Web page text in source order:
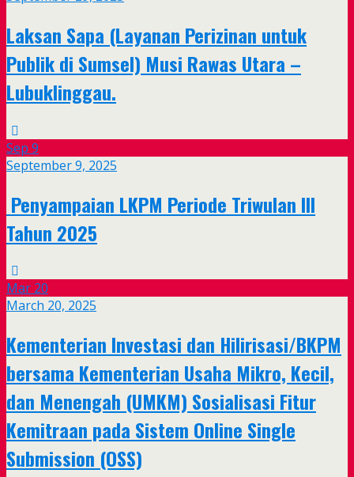
Laksan Sapa (Layanan Perizinan untuk
Publik di Sumsel) Musi Rawas Utara –
Lubuklinggau.
Sep 9
September 9, 2025
Penyampaian LKPM Periode Triwulan III
Tahun 2025
Mar 20
March 20, 2025
Kementerian Investasi dan Hilirisasi/BKPM
bersama Kementerian Usaha Mikro, Kecil,
dan Menengah (UMKM) Sosialisasi Fitur
Kemitraan pada Sistem Online Single
Submission (OSS)